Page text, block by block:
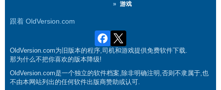
游戏
跟着 OldVersion.com
OldVersion.com为旧版本的程序,司机和游戏提供免费软件下载.
那为什么不把你喜欢的版本降级!
OldVersion.com是一个独立的软件档案,除非明确注明,否则不隶属于,也
不由本网站列出的任何软件出版商赞助或认可.